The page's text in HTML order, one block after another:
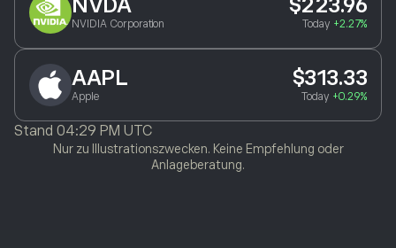
NVIDIA Corporation Today +2.27%
AAPL
Apple
$313.33
Today +0.29%
Stand 04:29 PM UTC
Nur zu Illustrationszwecken. Keine Empfehlung oder
Anlageberatung.